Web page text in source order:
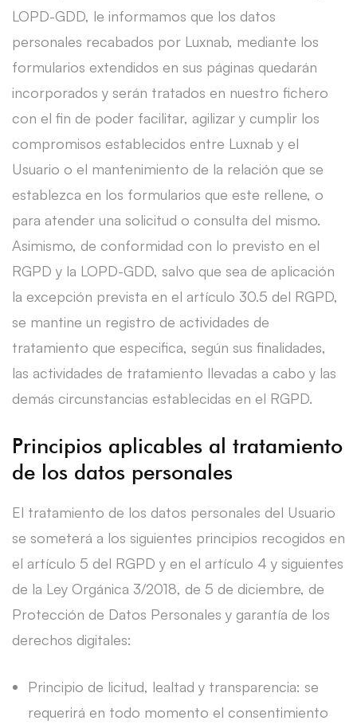
LOPD-GDD, le informamos que los datos
personales recabados por Luxnab, mediante los
formularios extendidos en sus páginas quedarán
incorporados y serán tratados en nuestro fichero
con el fin de poder facilitar, agilizar y cumplir los
compromisos establecidos entre Luxnab y el
Usuario o el mantenimiento de la relación que se
establezca en los formularios que este rellene, o
para atender una solicitud o consulta del mismo.
Asimismo, de conformidad con lo previsto en el
RGPD y la LOPD-GDD, salvo que sea de aplicación
la excepción prevista en el artículo 30.5 del RGPD,
se mantine un registro de actividades de
tratamiento que especifica, según sus finalidades,
las actividades de tratamiento llevadas a cabo y las
demás circunstancias establecidas en el RGPD.
Principios aplicables al tratamiento
de los datos personales
El tratamiento de los datos personales del Usuario
se someterá a los siguientes principios recogidos en
el artículo 5 del RGPD y en el artículo 4 y siguientes
de la Ley Orgánica 3/2018, de 5 de diciembre, de
Protección de Datos Personales y garantía de los
derechos digitales:
Principio de licitud, lealtad y transparencia: se
requerirá en todo momento el consentimiento